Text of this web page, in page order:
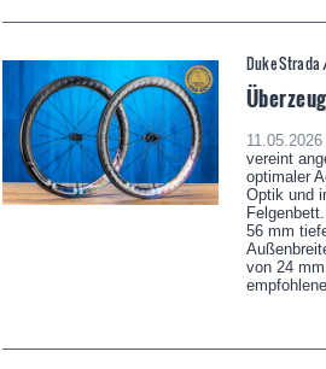
Duke
11.05.2026
vereint
optimaler
Optik und
56 mm
von 24